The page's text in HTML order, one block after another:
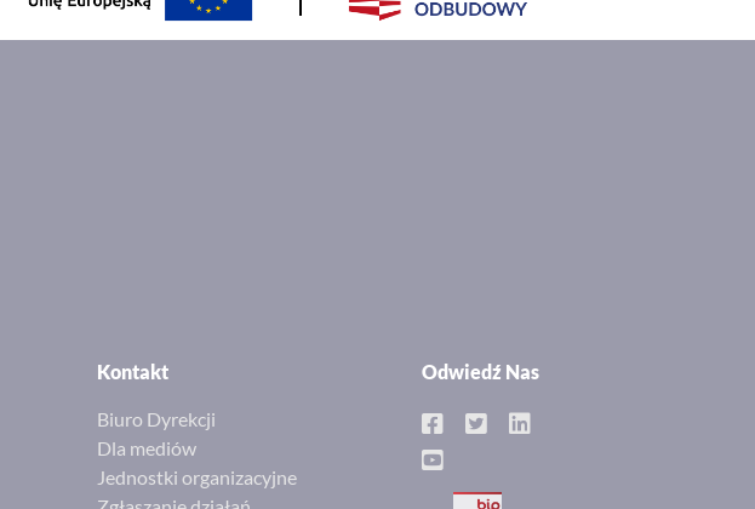
Kontakt
Biuro Dyrekcji
Dla mediów
Jednostki organizacyjne
Odwiedź Nas